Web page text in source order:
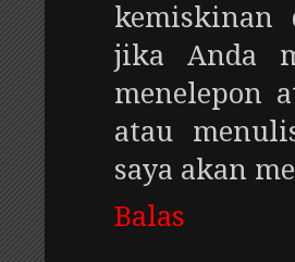
kemiskinan
jika Anda
menelepon
atau
saya akan
Balas